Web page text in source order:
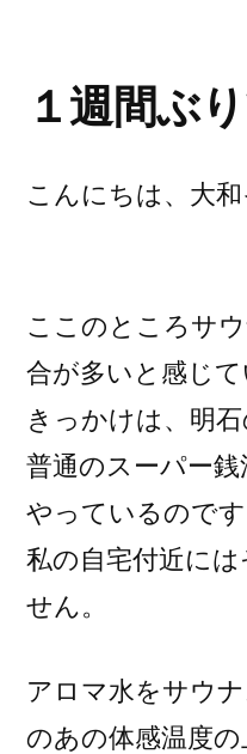
１週間ぶ
こんにちは、大和
ここのところサ
合が多いと感じて
きっかけは、明石
普通のスーパー
やっているのです
私の自宅付近に
せん。
アロマ水をサウ
のあの体感温度の